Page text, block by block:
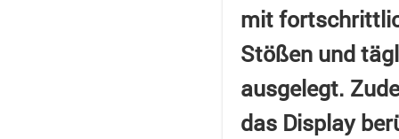
mit
Stößen und
ausgelegt.
das Display